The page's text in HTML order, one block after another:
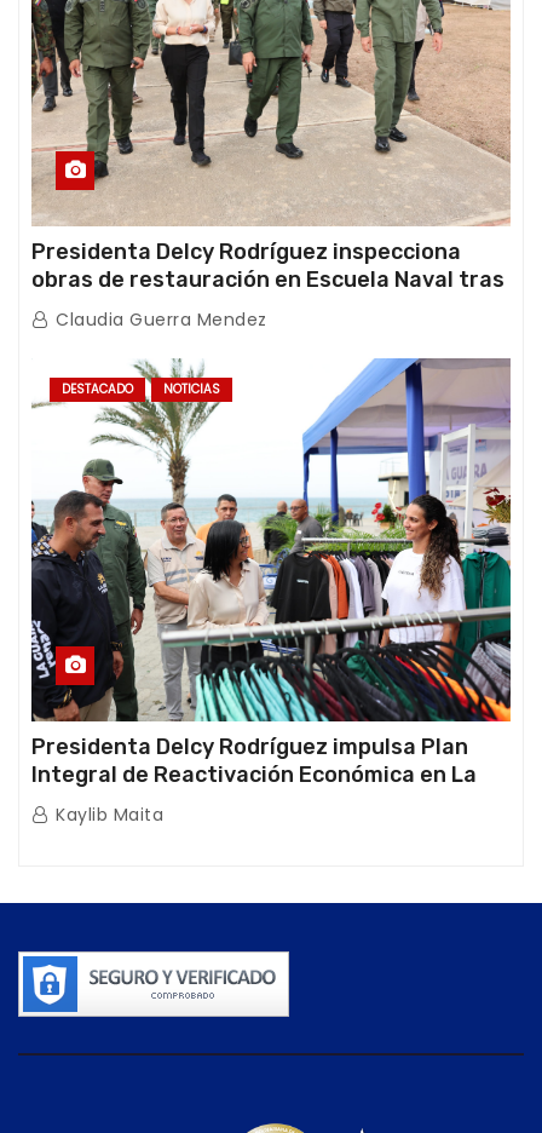
Presidenta Delcy Rodríguez inspecciona
obras de restauración en Escuela Naval tras
afectaciones sísmicas en La Guaira
Claudia Guerra Mendez
DESTACADO NOTICIAS
Presidenta Delcy Rodríguez impulsa Plan
Integral de Reactivación Económica en La
Guaira
Kaylib Maita